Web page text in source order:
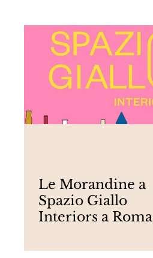
Le Morandine a
Spazio Giallo
Interiors a Roma